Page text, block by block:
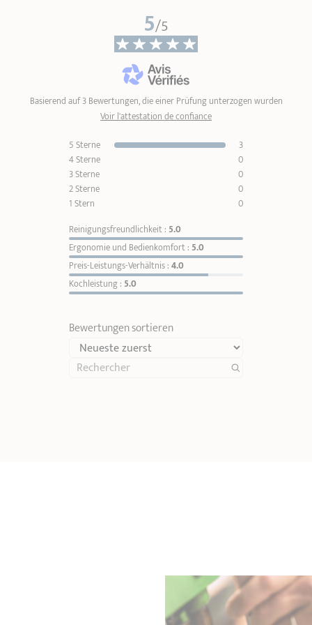
5/5
Basierend auf 3 Bewertungen, die einer Prüfung unterzogen wurden
Voir l'attestation de confiance
5 Sterne
3
4 Sterne
0
3 Sterne
0
2 Sterne
0
1 Stern
0
Reinigungsfreundlichkeit : 5.0
Ergonomie und Bedienkomfort : 5.0
Preis-Leistungs-Verhältnis :4.0
Kochleistung : 5.0
Bewertungen sortieren